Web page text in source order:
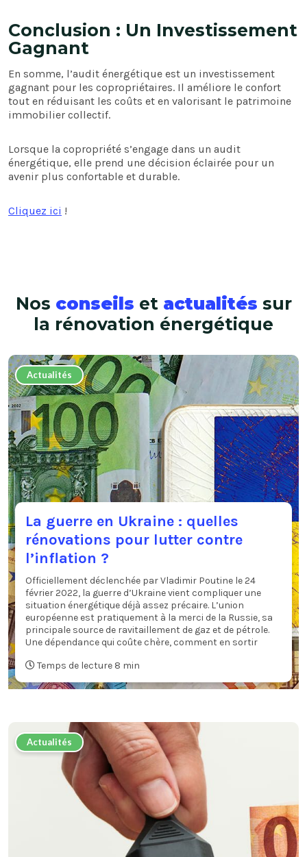
Conclusion : Un Investissement
Gagnant
En somme, l’audit énergétique est un investissement
gagnant pour les copropriétaires. Il améliore le confort
tout en réduisant les coûts et en valorisant le patrimoine
immobilier collectif.
Lorsque la copropriété s’engage dans un audit
énergétique, elle prend une décision éclairée pour un
avenir plus confortable et durable.
Cliquez ici !
Nos conseils et actualités sur
la rénovation énergétique
Actualités
La guerre en Ukraine : quelles
rénovations pour lutter contre
l’inflation ?
Officiellement déclenchée par Vladimir Poutine le 24
février 2022, la guerre d’Ukraine vient compliquer une
situation énergétique déjà assez précaire. L’union
européenne est pratiquement à la merci de la Russie, sa
principale source de ravitaillement de gaz et de pétrole.
Une dépendance qui coûte chère, comment en sortir
Temps de lecture 8 min
Actualités